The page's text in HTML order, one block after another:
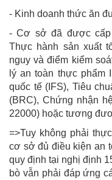
- Kinh doanh thức ăn
- Cơ sở đã được cấp
Thực hành sản xuất
nguy và điểm kiểm
lý an toàn thực phẩm
quốc tế (IFS), Tiêu
(BRC), Chứng nhận
22000) hoặc tương
=>Tuy không phải
cơ sở đủ điều kiện an
quy định tại nghị định
bò vẫn phải đáp ứng